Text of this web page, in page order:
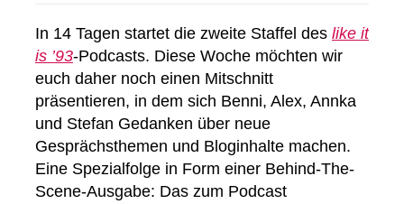
In 14 Tagen startet die zweite Staffel des like it
is ’93-Podcasts. Diese Woche möchten wir
euch daher noch einen Mitschnitt
präsentieren, in dem sich Benni, Alex, Annka
und Stefan Gedanken über neue
Gesprächsthemen und Bloginhalte machen.
Eine Spezialfolge in Form einer Behind-The-
Scene-Ausgabe: Das zum Podcast